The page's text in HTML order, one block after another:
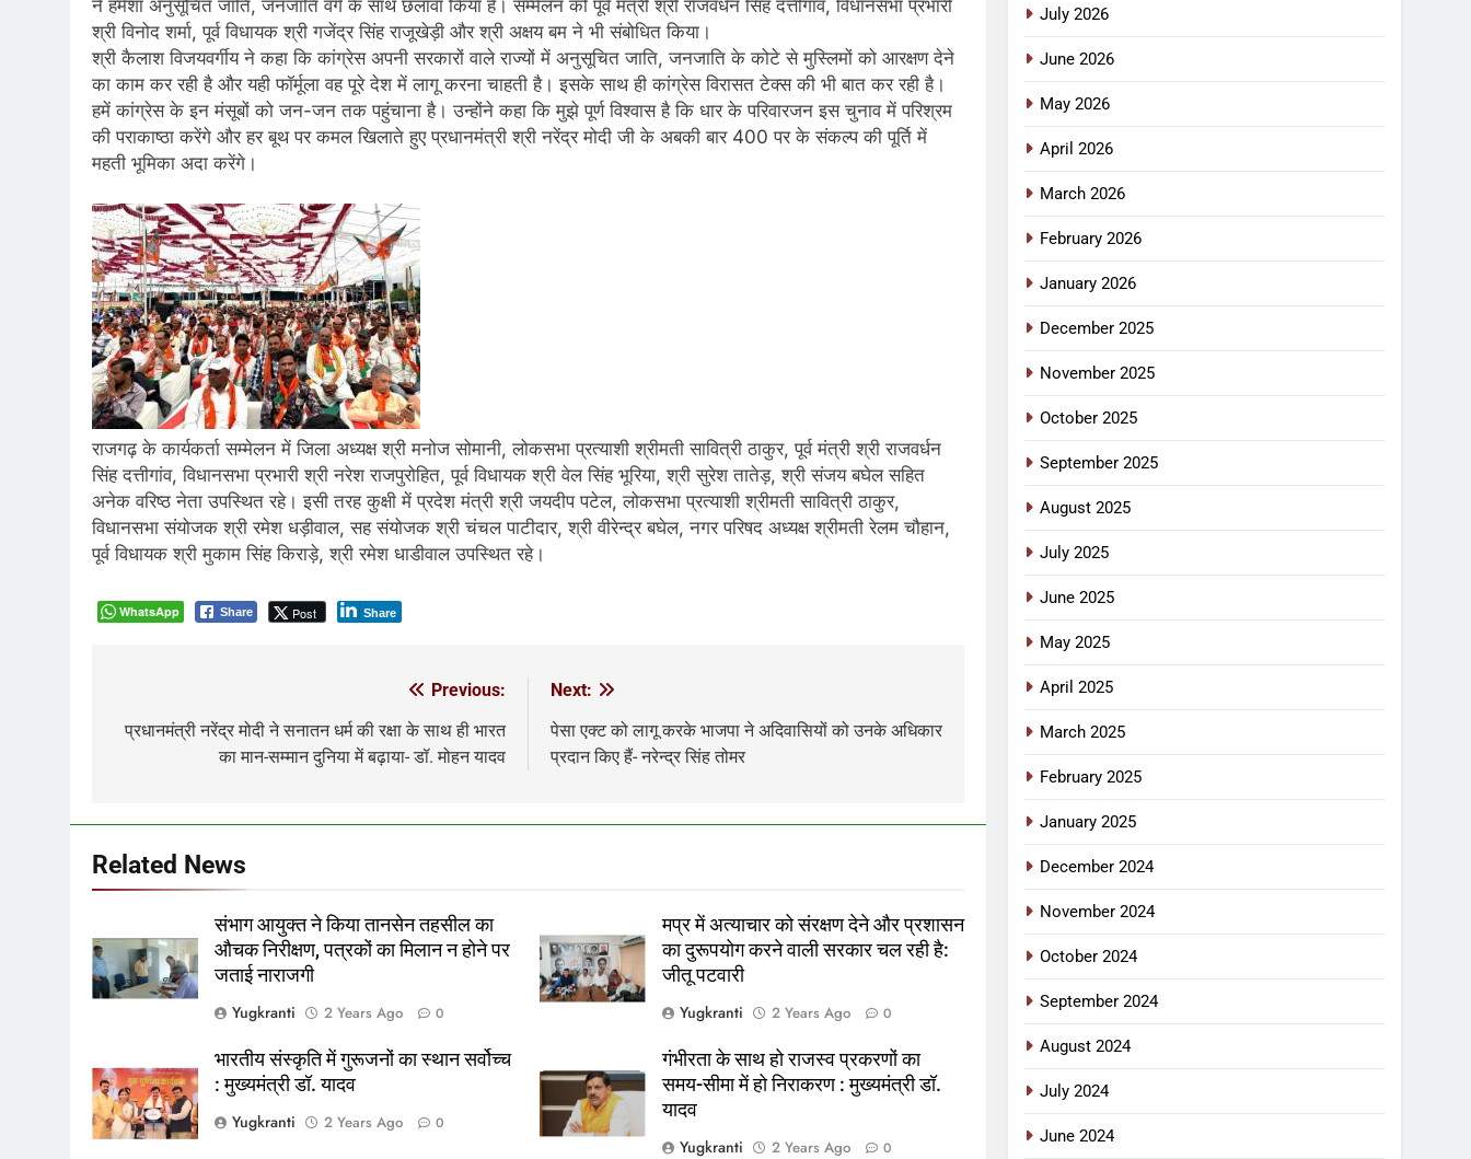
ने हमेशा अनुसूचित जाति, जनजाति वर्ग के साथ छलावा किया है। सम्मेलन को पूर्व मंत्री श्री राजवर्धन सिंह दत्तीगांव, विधानसभा प्रभारी
श्री विनोद शर्मा, पूर्व विधायक श्री गजेंद्र सिंह राजूखेड़ी और श्री अक्षय बम ने भी संबोधित किया।
श्री कैलाश विजयवर्गीय ने कहा कि कांग्रेस अपनी सरकारों वाले राज्यों में अनुसूचित जाति, जनजाति के कोटे से मुस्लिमों को आरक्षण देने
का काम कर रही है और यही फॉर्मूला वह पूरे देश में लागू करना चाहती है। इसके साथ ही कांग्रेस विरासत टेक्स की भी बात कर रही है।
हमें कांग्रेस के इन मंसूबों को जन-जन तक पहुंचाना है। उन्होंने कहा कि मुझे पूर्ण विश्वास है कि धार के परिवारजन इस चुनाव में परिश्रम
की पराकाष्ठा करेंगे और हर बूथ पर कमल खिलाते हुए प्रधानमंत्री श्री नरेंद्र मोदी जी के अबकी बार 400 पर के संकल्प की पूर्ति में
महती भूमिका अदा करेंगे।
राजगढ़ के कार्यकर्ता सम्मेलन में जिला अध्यक्ष श्री मनोज सोमानी, लोकसभा प्रत्याशी श्रीमती सावित्री ठाकुर, पूर्व मंत्री श्री राजवर्धन
सिंह दत्तीगांव, विधानसभा प्रभारी श्री नरेश राजपुरोहित, पूर्व विधायक श्री वेल सिंह भूरिया, श्री सुरेश तातेड़, श्री संजय बघेल सहित
अनेक वरिष्ठ नेता उपस्थित रहे। इसी तरह कुक्षी में प्रदेश मंत्री श्री जयदीप पटेल, लोकसभा प्रत्याशी श्रीमती सावित्री ठाकुर,
विधानसभा संयोजक श्री रमेश धड़ीवाल, सह संयोजक श्री चंचल पाटीदार, श्री वीरेन्द्र बघेल, नगर परिषद अध्यक्ष श्रीमती रेलम चौहान,
पूर्व विधायक श्री मुकाम सिंह किराड़े, श्री रमेश धाडीवाल उपस्थित रहे।
WhatsApp Share Post Share
navigation
Previous:
प्रधानमंत्री नरेंद्र मोदी ने सनातन धर्म की रक्षा के साथ ही भारत
का मान-सम्मान दुनिया में बढ़ाया- डॉ. मोहन यादव
Next:
पेसा एक्ट को लागू करके भाजपा ने अदिवासियों को उनके अधिकार
प्रदान किए हैं- नरेन्द्र सिंह तोमर
Related News
संभाग आयुक्त ने किया तानसेन तहसील का
औचक निरीक्षण, पत्रकों का मिलान न होने पर
जताई नाराजगी
Yugkranti
2 Years Ago 0
मप्र में अत्याचार को संरक्षण देने और प्रशासन
का दुरूपयोग करने वाली सरकार चल रही है:
जीतू पटवारी
Yugkranti
2 Years Ago 0
भारतीय संस्कृति में गुरूजनों का स्थान सर्वोच्च
: मुख्यमंत्री डॉ. यादव
Yugkranti
2 Years Ago 0
गंभीरता के साथ हो राजस्व प्रकरणों का
समय-सीमा में हो निराकरण : मुख्यमंत्री डॉ.
यादव
Yugkranti
2 Years Ago 0
July 2026
June 2026
May 2026
April 2026
March 2026
February 2026
January 2026
December 2025
November 2025
October 2025
September 2025
August 2025
July 2025
June 2025
May 2025
April 2025
March 2025
February 2025
January 2025
December 2024
November 2024
October 2024
September 2024
August 2024
July 2024
June 2024